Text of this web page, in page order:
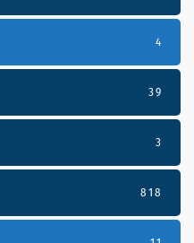
4
39
3
818